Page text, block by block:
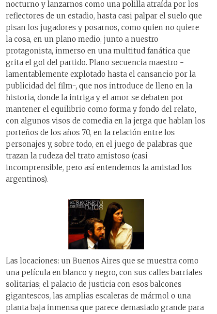
nocturno y lanzarnos como una polilla atraída por los
reflectores de un estadio, hasta casi palpar el suelo que
pisan los jugadores y posarnos, como quien no quiere
la cosa, en un plano medio, junto a nuestro
protagonista, inmerso en una multitud fanática que
grita el gol del partido. Plano secuencia maestro -
lamentablemente explotado hasta el cansancio por la
publicidad del film-, que nos introduce de lleno en la
historia, donde la intriga y el amor se debaten por
mantener el equilibrio como forma y fondo del relato,
con algunos visos de comedia en la jerga que hablan los
porteños de los años 70, en la relación entre los
personajes y, sobre todo, en el juego de palabras que
trazan la rudeza del trato amistoso (casi
incomprensible, pero así entendemos la amistad los
argentinos).
Las locaciones: un Buenos Aires que se muestra como
una película en blanco y negro, con sus calles barriales
solitarias; el palacio de justicia con esos balcones
gigantescos, las amplias escaleras de mármol o una
planta baja inmensa que parece demasiado grande para